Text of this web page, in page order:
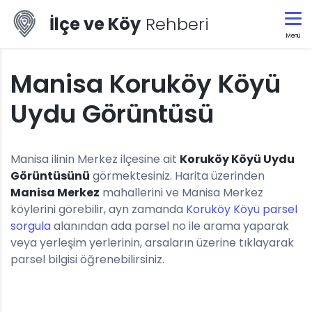
İlçe ve Köy Rehberi
Menü
Manisa Koruköy Köyü
Uydu Görüntüsü
Manisa ilinin Merkez ilçesine ait Koruköy Köyü Uydu
Görüntüsünü görmektesiniz. Harita üzerinden
Manisa Merkez mahallerini ve Manisa Merkez
köylerini görebilir, ayn zamanda Koruköy Köyü parsel
sorgulaalanından ada parsel no ile arama yaparak
veya yerleşim yerlerinin, arsaların üzerine tıklayarak
parsel bilgisi öğrenebilirsiniz.